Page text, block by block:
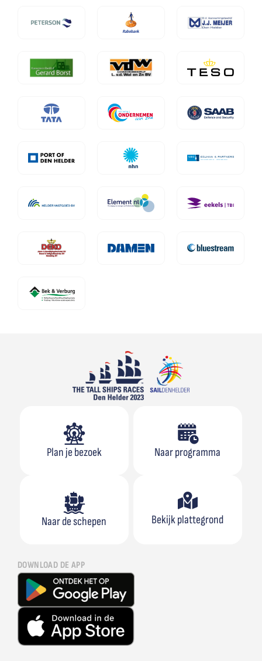
Plan je bezoek Naar programma
Naar de schepen Bekijk plattegrond
DOWNLOAD DE APP